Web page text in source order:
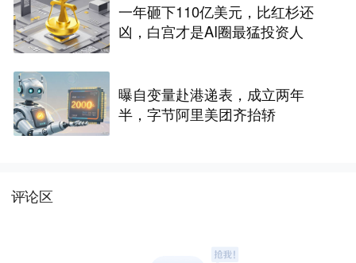
一年砸下110亿美元，比红杉还
凶，白宫才是AI圈最猛投资人
曝自变量赴港递表，成立两年
半，字节阿里美团齐抬轿
评论区